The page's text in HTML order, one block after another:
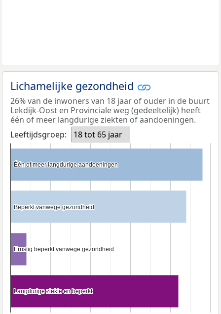
Lichamelijke gezondheid
26% van de inwoners van 18 jaar of ouder in de buurt
Lekdijk-Oost en Provinciale weg (gedeeltelijk) heeft
één of meer langdurige ziekten of aandoeningen.
Leeftijdsgroep:
18 tot 65 jaar
Één of meer langdurige aandoeningen
Één of meer langdurige aandoeningen
Beperkt vanwege gezondheid
Beperkt vanwege gezondheid
Ernstig beperkt vanwege gezondheid
Ernstig beperkt vanwege gezondheid
Langdurige ziekte en beperkt
Langdurige ziekte en beperkt